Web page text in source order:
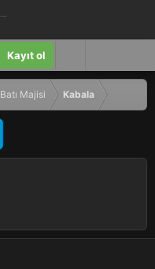
Kayıt ol
Batı Majisi Kabala